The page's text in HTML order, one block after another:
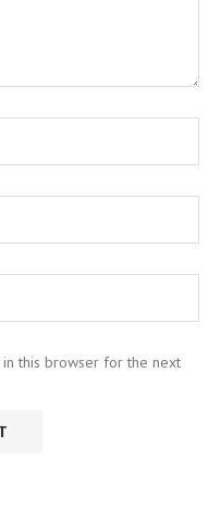
in this browser for the next